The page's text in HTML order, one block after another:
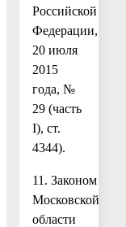
Российской
Федерации,
20 июля
2015
года, №
29 (часть
I), ст.
4344).
11. Законом
Московской
области